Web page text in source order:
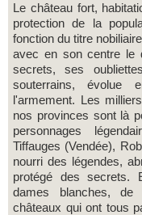
Le château fort,
protection de la
fonction du titre
avec en son centre le
secrets, ses
souterrains, évolue
l'armement. Les
nos provinces sont là
personnages
Tiffauges (Vendée),
nourri des légendes,
protégé des secrets.
dames blanches, de
châteaux qui ont tous